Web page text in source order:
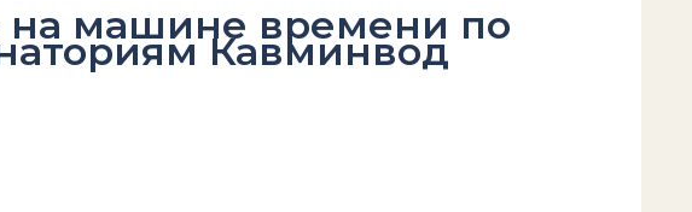
на машине времени по
Кавминвод